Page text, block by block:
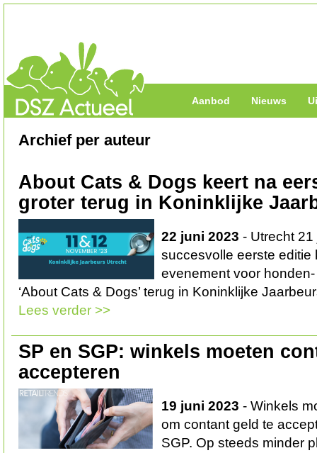
Aanbod Nieuws
Archief per auteur
About Cats & Dogs keert na
groter terug in Koninklijke
22 juni 2023 - Utrecht
succesvolle eerste editie
evenement voor
‘About Cats & Dogs’ terug in Koninklijke
Lees verder >>
SP en SGP: winkels moeten
accepteren
19 juni 2023 - Winkels
om contant geld te
SGP. Op steeds minder